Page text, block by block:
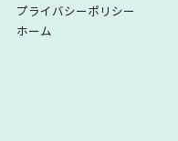
プライバシーポリシー
ホーム